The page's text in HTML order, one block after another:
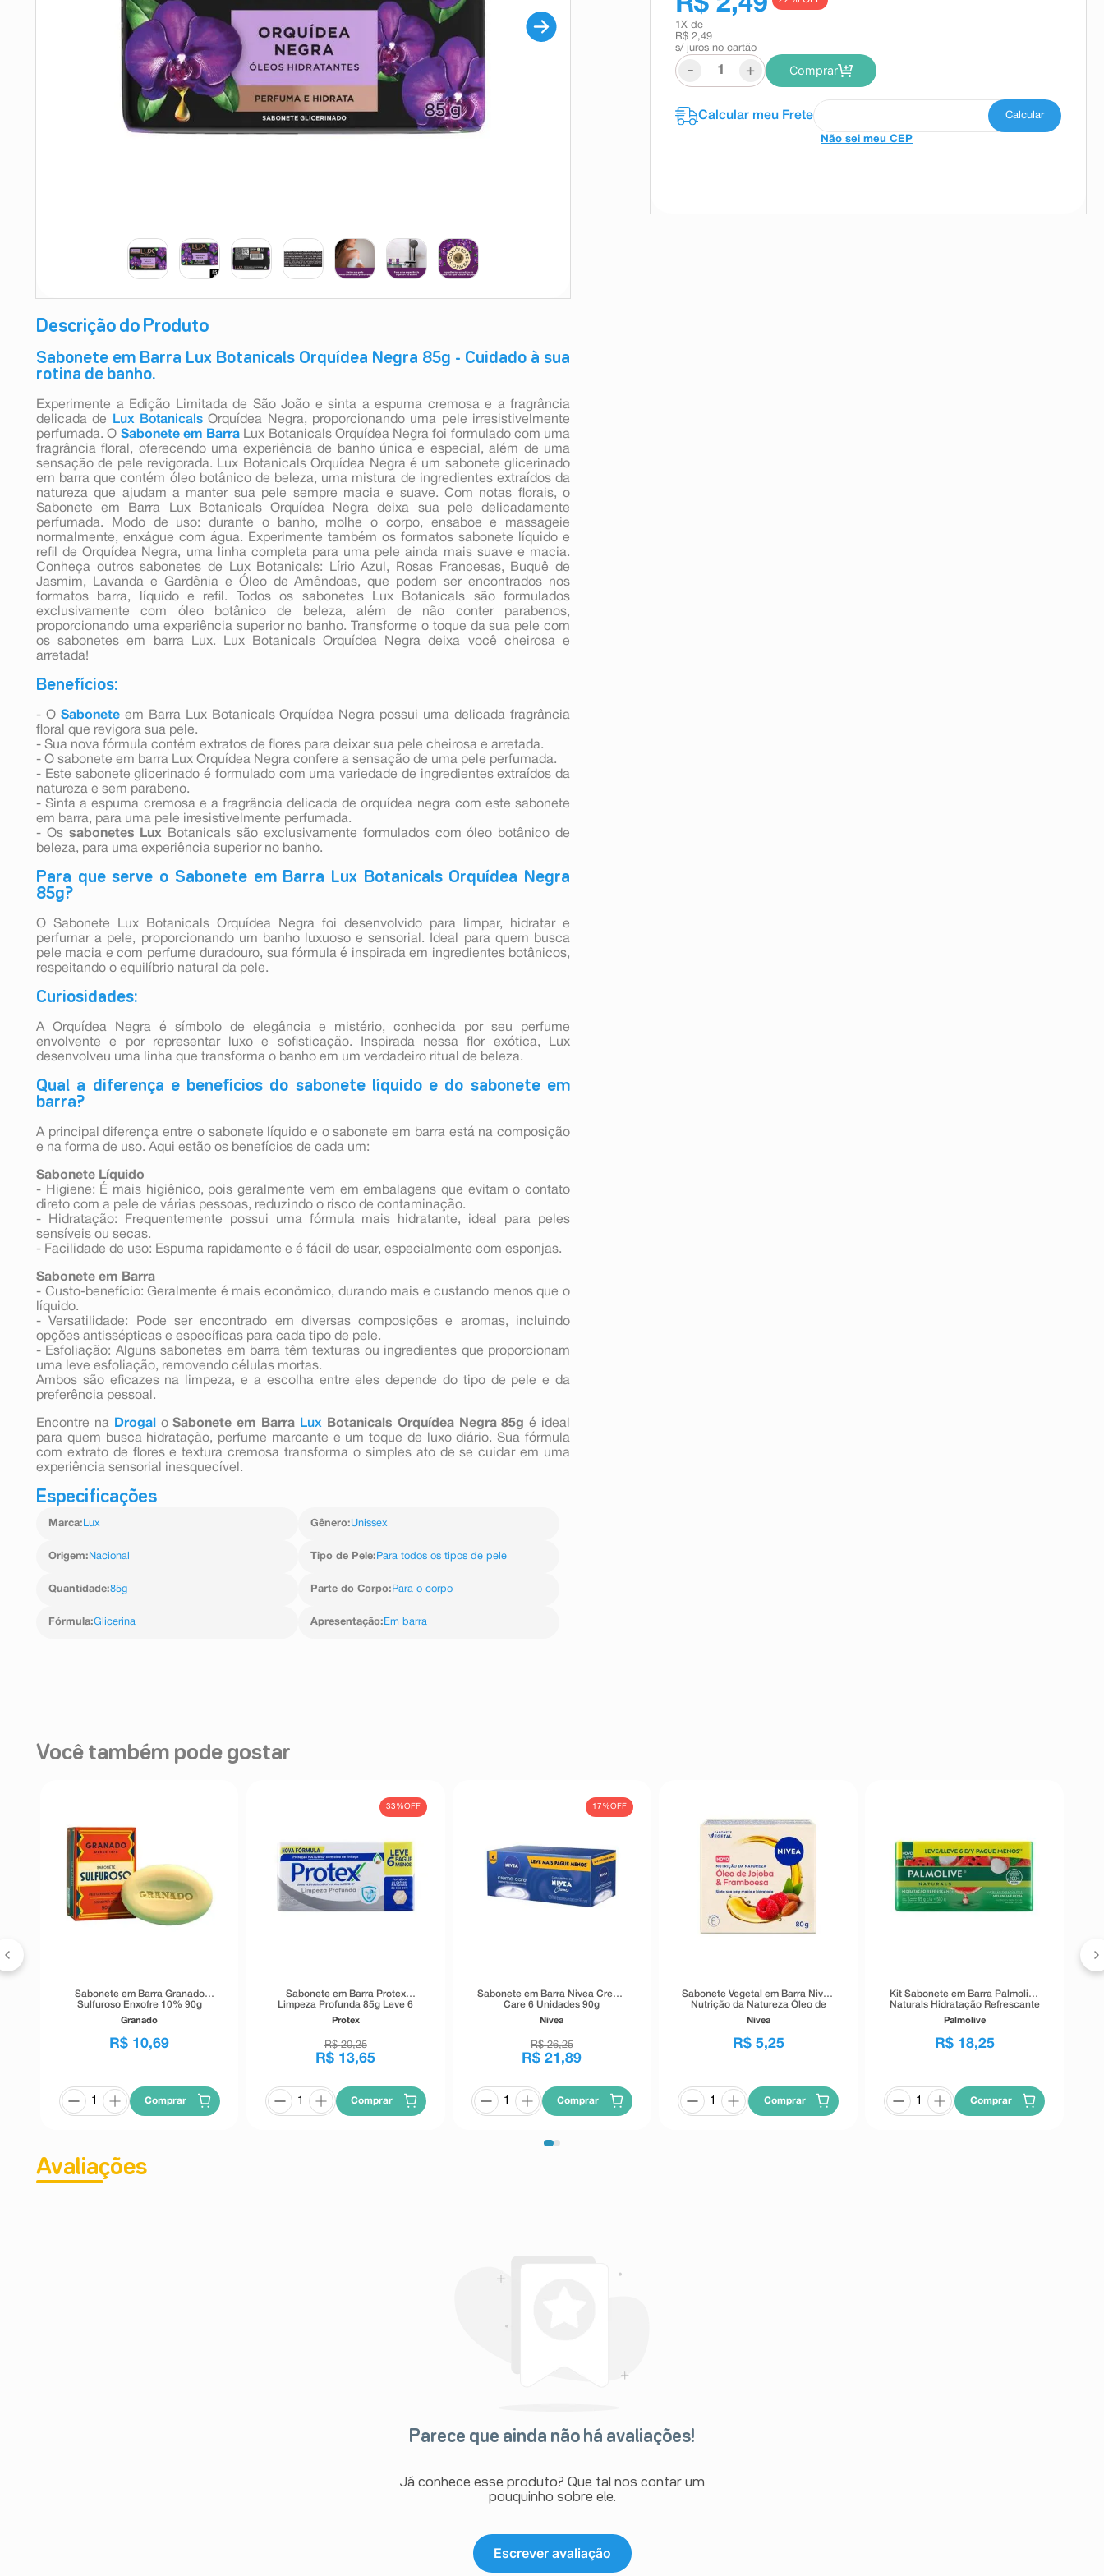
Descrição do Produto
Sabonete em Barra Lux Botanicals Orquídea Negra 85g - Cuidado à sua
rotina de banho.
Experimente a Edição Limitada de São João e sinta a espuma cremosa e a fragrância
delicada de
Lux BotanicalsOrquídea Negra, proporcionando uma pele irresistivelmente
perfumada. O Sabonete em Barra Lux Botanicals Orquídea Negra foi formulado com uma
fragrância floral, oferecendo uma experiência de banho única e especial, além de uma
sensação de pele revigorada. Lux Botanicals Orquídea Negra é um sabonete glicerinado
em barra que contém óleo botânico de beleza, uma mistura de ingredientes extraídos da
natureza que ajudam a manter sua pele sempre macia e suave. Com notas florais, o
Sabonete em Barra Lux Botanicals Orquídea Negra deixa sua pele delicadamente
perfumada. Modo de uso: durante o banho, molhe o corpo, ensaboe e massageie
normalmente, enxágue com água. Experimente também os formatos sabonete líquido e
refil de Orquídea Negra, uma linha completa para uma pele ainda mais suave e macia.
Conheça outros sabonetes de Lux Botanicals: Lírio Azul, Rosas Francesas, Buquê de
Jasmim, Lavanda e Gardênia e Óleo de Amêndoas, que podem ser encontrados nos
formatos barra, líquido e refil. Todos os sabonetes Lux Botanicals são formulados
exclusivamente com óleo botânico de beleza, além de não conter parabenos,
proporcionando uma experiência superior no banho. Transforme o toque da sua pele com
os sabonetes em barra Lux. Lux Botanicals Orquídea Negra deixa você cheirosa e
arretada!
Benefícios:
- O Sabonete em Barra Lux Botanicals Orquídea Negra possui uma delicada fragrância
floral que revigora sua pele.
- Sua nova fórmula contém extratos de flores para deixar sua pele cheirosa e arretada.
- O sabonete em barra Lux Orquídea Negra confere a sensação de uma pele perfumada.
- Este sabonete glicerinado é formulado com uma variedade de ingredientes extraídos da
natureza e sem parabeno.
- Sinta a espuma cremosa e a fragrância delicada de orquídea negra com este sabonete
em barra, para uma pele irresistivelmente perfumada.
- Os sabonetes Lux
Botanicals são exclusivamente formulados com óleo botânico de
beleza, para uma experiência superior no banho.
Para que serve o Sabonete em Barra Lux Botanicals Orquídea Negra
85g?
O Sabonete Lux Botanicals Orquídea Negra foi desenvolvido para limpar, hidratar e
perfumar a pele, proporcionando um banho luxuoso e sensorial. Ideal para quem busca
pele macia e com perfume duradouro, sua fórmula é inspirada em ingredientes botânicos,
respeitando o equilíbrio natural da pele.
Curiosidades:
A Orquídea Negra é símbolo de elegância e mistério, conhecida por seu perfume
envolvente e por representar luxo e sofisticação. Inspirada nessa flor exótica, Lux
desenvolveu uma linha que transforma o banho em um verdadeiro ritual de beleza.
Qual a diferença e benefícios do sabonete líquido e do sabonete em
barra?
A principal diferença entre o sabonete líquido e o sabonete em barra está na composição
e na forma de uso. Aqui estão os benefícios de cada um:
Sabonete Líquido
- Higiene: É mais higiênico, pois geralmente vem em embalagens que evitam o contato
direto com a pele de várias pessoas, reduzindo o risco de contaminação.
- Hidratação: Frequentemente possui uma fórmula mais hidratante, ideal para peles
sensíveis ou secas.
- Facilidade de uso: Espuma rapidamente e é fácil de usar, especialmente com esponjas.
Sabonete em Barra
- Custo-benefício: Geralmente é mais econômico, durando mais e custando menos que o
líquido.
- Versatilidade: Pode ser encontrado em diversas composições e aromas, incluindo
opções antissépticas e específicas para cada tipo de pele.
- Esfoliação: Alguns sabonetes em barra têm texturas ou ingredientes que proporcionam
uma leve esfoliação, removendo células mortas.
Ambos são eficazes na limpeza, e a escolha entre eles depende do tipo de pele e da
preferência pessoal.
Encontre na Drogal oSabonete em Barra Lux Botanicals Orquídea Negra 85g é ideal
para quem busca hidratação, perfume marcante e um toque de luxo diário. Sua fórmula
com extrato de flores e textura cremosa transforma o simples ato de se cuidar em uma
experiência sensorial inesquecível.
Especificações
Marca: Lux Gênero:Unissex
Origem: Nacional Tipo de Pele: Para todos os tipos de pele
Quantidade:85g Parte do Corpo: Para o corpo
Fórmula:Glicerina Apresentação: Em barra
1 X de
R$ 2,49
s/ juros no cartão
- + Comprar
Não sei meu CEP
Você também pode gostar
Sabonete em Barra Granado
Sulfuroso Enxofre 10% 90g
Granado
R$ 10,69
Comprar
33%OFF
Sabonete em Barra Protex
Limpeza Profunda 85g Leve 6
Pague Menos
Protex
R$ 20,25
R$ 13,65
Comprar
17%OFF
Sabonete em Barra Nivea Creme
Care 6 Unidades 90g
Nivea
R$ 26,25
R$ 21 ,89
Comprar
Sabonete Vegetal em Barra Nivea
Nutrição da Natureza Óleo de
Jojoba e Franboesa 80g
Nivea
R$ 5,25
Comprar
Kit Sabonete em Barra Palmolive
Naturals Hidratação Refrescante
Melancia & Lichia 6 Unidades de
85g Cada
Palmolive
R$ 18,25
Comprar
Avaliações
Parece que ainda não há avaliações!
Já conhece esse produto? Que tal nos contar um
pouquinho sobre ele.
Escrever avaliação
absorvente
10 ºshampoo